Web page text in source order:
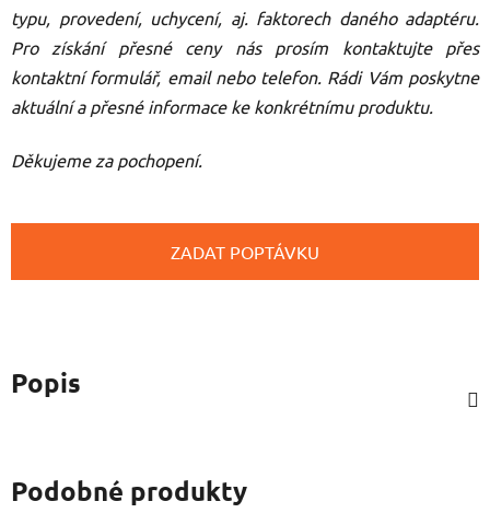
typu, provedení, uchycení, aj. faktorech daného adaptéru.
Pro získání přesné ceny nás prosím kontaktujte přes
kontaktní formulář, email nebo telefon. Rádi Vám poskytne
aktuální a přesné informace ke konkrétnímu produktu.
Děkujeme za pochopení.
ZADAT POPTÁVKU
Popis
Podobné produkty